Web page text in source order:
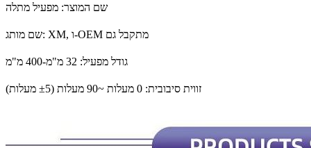
שם המוצר: מפעיל מתלה
שם מותג: XM, ו-OEM מתקבל גם
גודל מפעיל: 32 מ"מ-400 מ"מ
זווית סיבובית: 0 מעלות ~90 מעלות (±5 מעלות)